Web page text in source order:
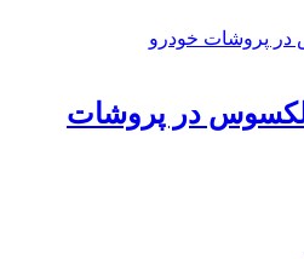
لکسوس در پروشات